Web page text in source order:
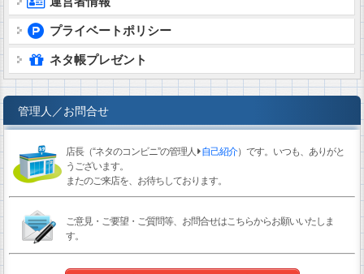
プライベートポリシー
ネタ帳プレゼント
管理人／お問合せ
店長（“ネタのコンビニ”の管理人 自己紹介）です。いつも、ありがと
うございます。
またのご来店を、お待ちしております。
ご意見・ご要望・ご質問等、お問合せはこちらからお願いいたしま
す。